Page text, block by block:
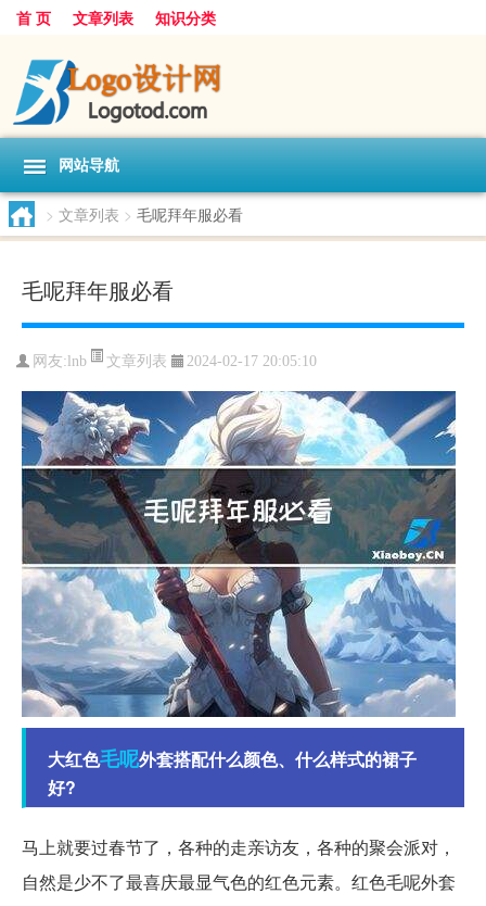
首 页 文章列表 知识分类
网站导航
> 文章列表 > 毛呢拜年服必看
毛呢拜年服必看
网友: lnb 文章列表 2024-02-17 20:05:10
大红色毛呢外套搭配什么颜色、什么样式的裙子
好?
马上就要过春节了，各种的走亲访友，各种的聚会派对，
自然是少不了最喜庆最显气色的红色元素。红色毛呢外套